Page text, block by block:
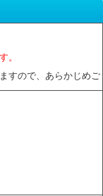
。
すので、あらかじめご